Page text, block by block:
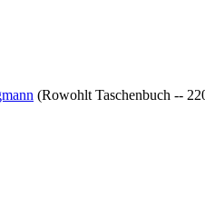
(Rowohlt Taschenbuch --